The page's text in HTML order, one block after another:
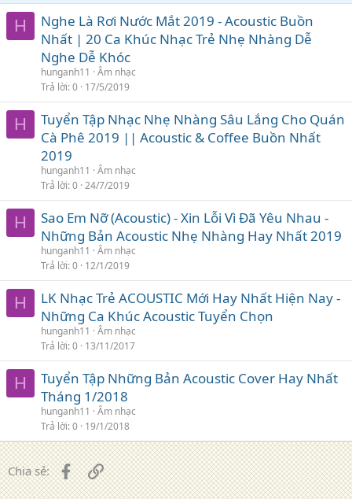
H
Nghe Là Rơi Nước Mắt 2019 - Acoustic Buồn
Nhất | 20 Ca Khúc Nhạc Trẻ Nhẹ Nhàng Dễ
Nghe Dễ Khóc
hunganh11
Âm nhạc
Trả lời 0 17/5/2019
H
Tuyển Tập Nhạc Nhẹ Nhàng Sâu Lắng Cho Quán
Cà Phê 2019 || Acoustic & Coffee Buồn Nhất
2019
hunganh11
Âm nhạc
Trả lời 0 24/7/2019
H
Sao Em Nỡ (Acoustic) - Xin Lỗi Vì Đã Yêu Nhau -
Những Bản Acoustic Nhẹ Nhàng Hay Nhất 2019
hunganh11
Âm nhạc
Trả lời 0 12/1/2019
H
LK Nhạc Trẻ ACOUSTIC Mới Hay Nhất Hiện Nay -
Những Ca Khúc Acoustic Tuyển Chọn
hunganh11
Âm nhạc
Trả lời 0 13/11/2017
H
Tuyển Tập Những Bản Acoustic Cover Hay Nhất
Tháng 1/2018
hunganh11
Âm nhạc
Trả lời 0 19/1/2018
Chia sẻ: FacebookLiên kết